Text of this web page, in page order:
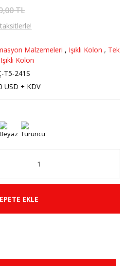
TL
Malzemeleri , Işıklı Kolon , Tek
Kolon
T5-241S
USD + KDV
EKLE